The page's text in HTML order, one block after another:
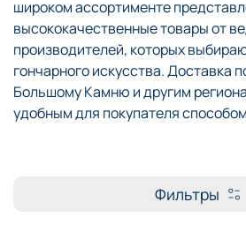
широком ассортименте
высококачественные товары от
производителей, которых
гончарного искусства. Доставка
Большому Камню и другим
удобным для покупателя
Фильтры